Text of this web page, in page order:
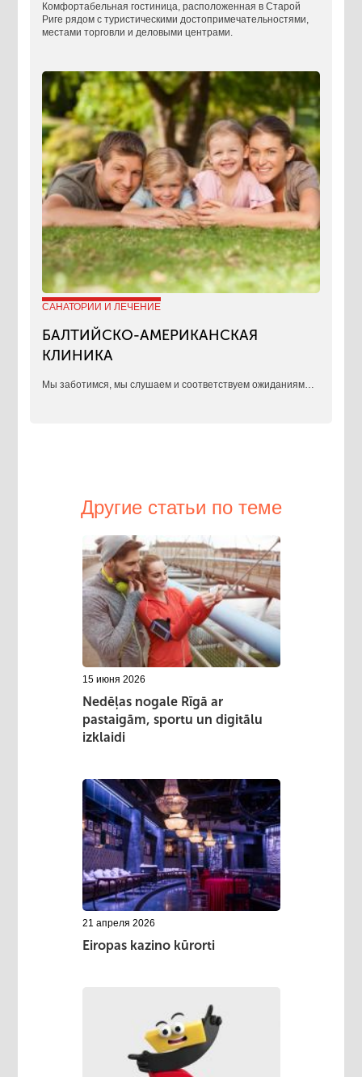
Комфортабельная гостиница, расположенная в Старой
Риге рядом с туристическими достопримечательностями,
местами торговли и деловыми центрами.
САНАТОРИИ И ЛЕЧЕНИЕ
БАЛТИЙСКО-АМЕРИКАНСКАЯ
КЛИНИКА
​Мы заботимся, мы слушаем и соответствуем ожиданиям…
Другие статьи по теме
15 июня 2026
Nedēļas nogale Rīgā ar
pastaigām, sportu un digitālu
izklaidi
21 апреля 2026
Eiropas kazino kūrorti